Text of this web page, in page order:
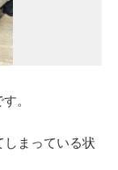
。
しまっている状